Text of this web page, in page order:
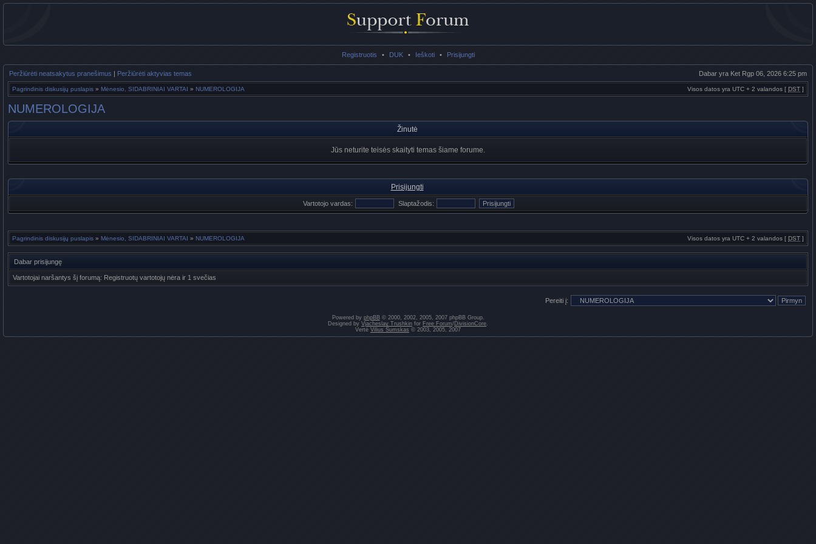
Registruotis • DUK • Ieškoti • Prisijungti
Peržiūrėti neatsakytus pranešimus | Peržiūrėti aktyvias temas Dabar yra Ket Rgp 06, 2026 6:25 pm
Pagrindinis diskusijų puslapis » Mėnesio, SIDABRINIAI VARTAI » NUMEROLOGIJA Visos datos yra UTC + 2 valandos [ DST ]
NUMEROLOGIJA
Žinutė
Jūs neturite teisės skaityti temas šiame forume.
Prisijungti
Vartotojo vardas: Slaptažodis:
Pagrindinis diskusijų puslapis » Mėnesio, SIDABRINIAI VARTAI » NUMEROLOGIJA Visos datos yra UTC + 2 valandos [ DST ]
Dabar prisijungę
Vartotojai naršantys šį forumą: Registruotų vartotojų nėra ir 1 svečias
Pereiti į:
Powered by phpBB© 2000, 2002, 2005, 2007 phpBB Group.
Designed by Vjacheslav Trushkin for Free Forum/DivisionCore.
Vertė Vilius Šumskas © 2003, 2005, 2007